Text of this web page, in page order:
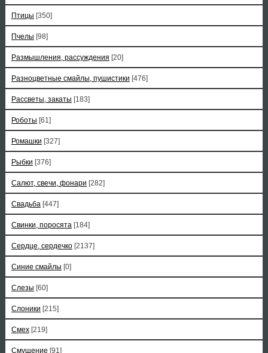
Птицы [350]
Пчелы [98]
Размышления, рассуждения [20]
Разноцветные смайлы, пушистики [476]
Рассветы, закаты [183]
Роботы [61]
Ромашки [327]
Рыбки [376]
Салют, свечи, фонари [282]
Свадьба [447]
Свинки, поросята [184]
Сердце, сердечко [2137]
Синие смайлы [0]
Слезы [60]
Слоники [215]
Смех [219]
Смущение [91]